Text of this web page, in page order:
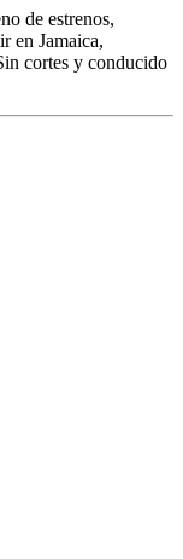
de estrenos,
en Jamaica,
cortes y conducido